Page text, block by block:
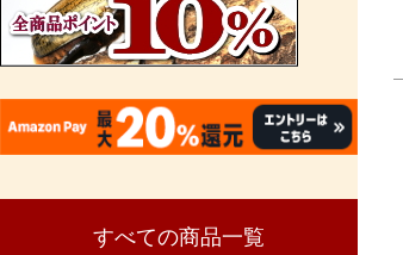
すべての商品一覧